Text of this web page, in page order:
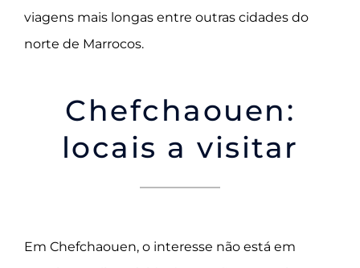
viagens mais longas entre outras cidades do
norte de Marrocos.
Chefchaouen:
locais a visitar
Em Chefchaouen, o interesse não está em